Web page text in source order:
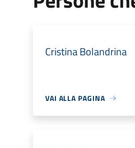
Cristina Bolandrina
VAI ALLA PAGINA